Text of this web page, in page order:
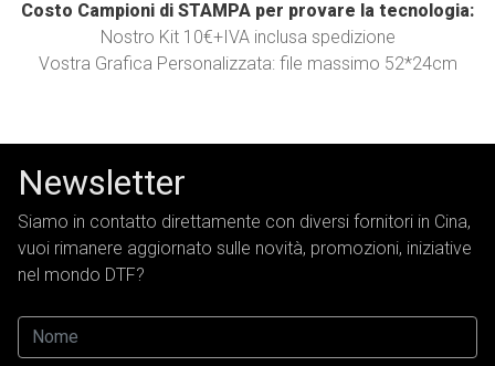
Costo Campioni di STAMPA per provare la tecnologia:
Nostro Kit 10€+IVA inclusa spedizione
Vostra Grafica Personalizzata: file massimo 52*24cm
Newsletter
Siamo in contatto direttamente con diversi fornitori in Cina,
vuoi rimanere aggiornato sulle novità, promozioni, iniziative
nel mondo DTF?